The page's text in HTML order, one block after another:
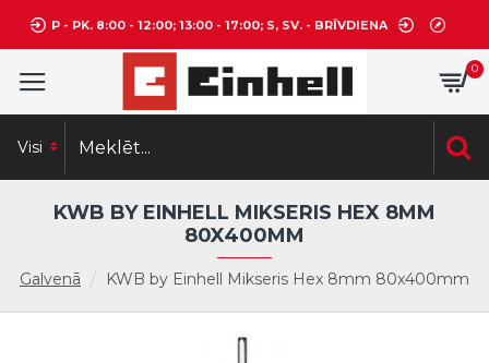
P - PK. 8:00 - 12:00; 13:00 - 17:00; S, SV. - BRĪVDIENA
0
Visi
Galvenā KWB by Einhell Mikseris Hex 8mm 80x400mm
KWB BY EINHELL MIKSERIS HEX 8MM
80X400MM